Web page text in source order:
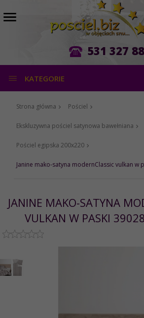
531 327
KATEGORIE
Strona główna Pościel
Ekskluzywna pościel satynowa bawełniana
Pościel egipska 200x220
Janine mako-satyna modernClassic vulkan w
JANINE MAKO-SATYNA
VULKAN W PASKI